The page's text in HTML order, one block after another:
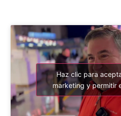
Haz clic para
marketing y permitir